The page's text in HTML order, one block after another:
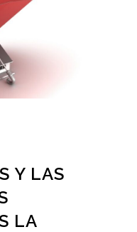
Y LAS
LA